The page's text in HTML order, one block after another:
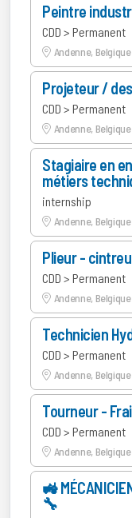
Peintre
CDD > Permanent
Andenne, Belgique
Projeteur /
CDD > Permanent
Andenne, Belgique
Stagiaire en
métiers
internship
Andenne, Belgique
Plieur -
CDD > Permanent
Andenne, Belgique
Technicien
CDD > Permanent
Andenne, Belgique
Tourneur -
CDD > Permanent
Andenne, Belgique
🚜
🔧